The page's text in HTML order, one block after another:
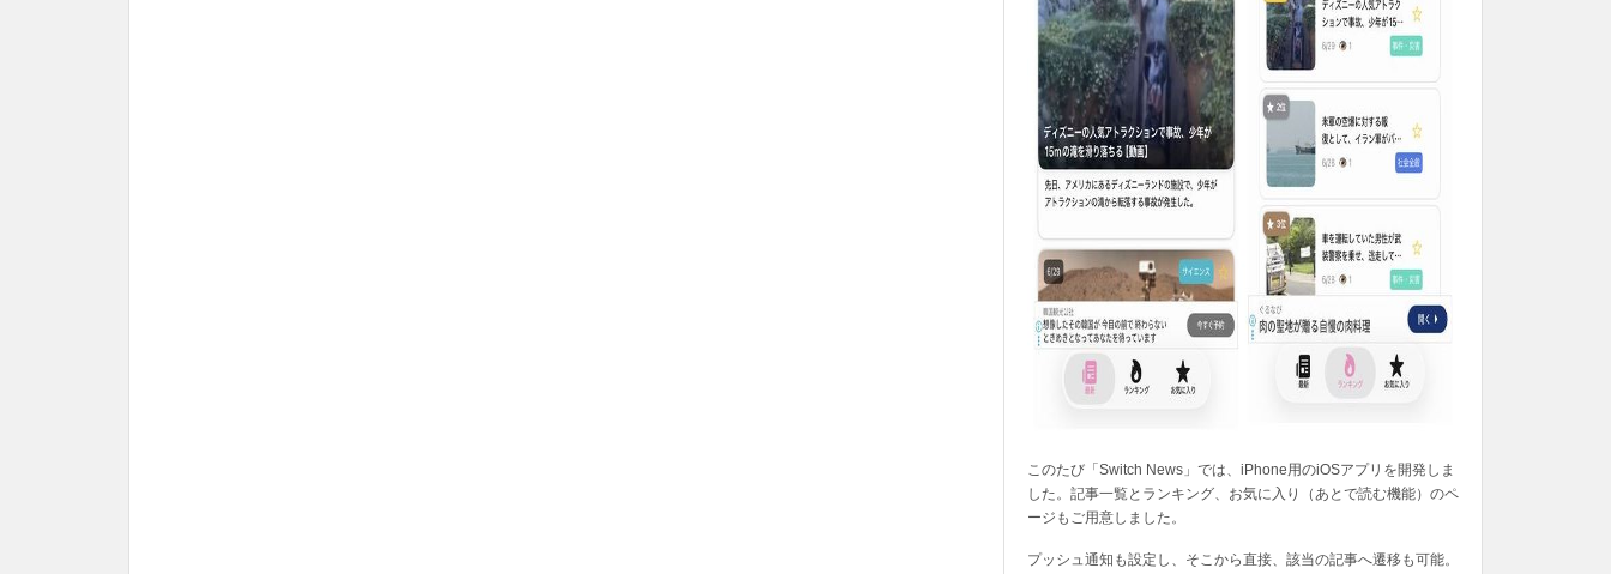
このたび「Switch News」では、iPhone用のiOSアプリを開発しま
した。記事一覧とランキング、お気に入り（あとで読む機能）のペ
ージもご用意しました。
プッシュ通知も設定し、そこから直接、該当の記事へ遷移も可能。